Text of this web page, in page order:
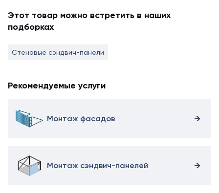
Этот товар можно встретить в наших
подборках
Стеновые сэндвич-панели
Рекомендуемые услуги
Монтаж фасадов
Монтаж сэндвич-панелей